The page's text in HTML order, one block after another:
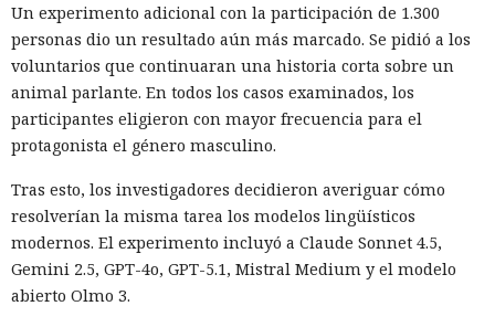
dólares en rescates; además, Muka chantajeó al menos a
una víctima de forma reiterada, utilizando datos de un
funcionario público en activo o retirado y de su familia.
Otros 495.000 dólares los ganó Muka vendiendo parte de los
datos robados en foros de ciberdelincuencia como
total de las empresas afectadas en aproximadamente 9,5
millones de dólares.
Un agente especial del FBI, Mike Herrington, afirmó que las
acciones de Muka fueron deliberadas y depredadoras, y que
Un experimento adicional con la participación de 1.300
personas dio un resultado aún más marcado. Se pidió a los
voluntarios que continuaran una historia corta sobre un
animal parlante. En todos los casos examinados, los
participantes eligieron con mayor frecuencia para el
protagonista el género masculino.
Tras esto, los investigadores decidieron averiguar cómo
resolverían la misma tarea los modelos lingüísticos
modernos. El experimento incluyó a Claude Sonnet 4.5,
Gemini 2.5, GPT-4o, GPT-5.1, Mistral Medium y el modelo
abierto Olmo 3.